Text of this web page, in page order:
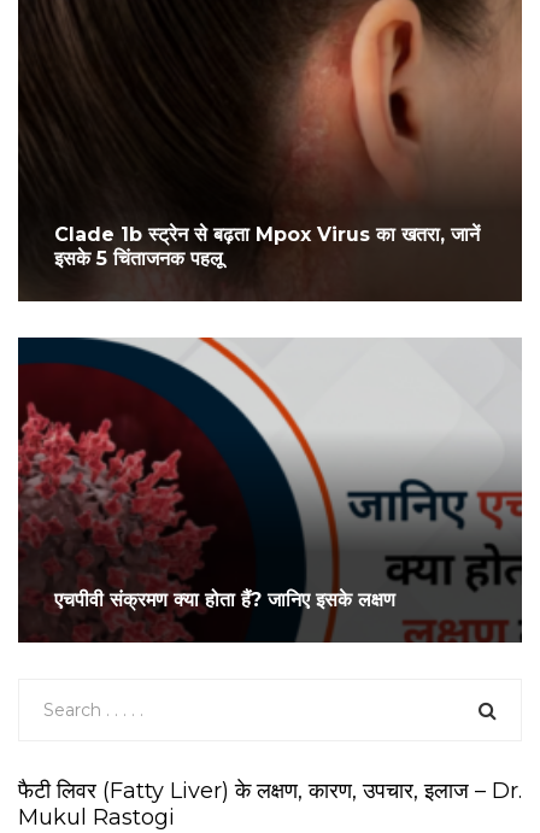
Clade 1b स्ट्रेन से बढ़ता Mpox Virus का खतरा, जानें
इसके 5 चिंताजनक पहलू
एचपीवी संक्रमण क्या होता हैं? जानिए इसके लक्षण
फैटी लिवर (Fatty Liver) के लक्षण, कारण, उपचार, इलाज – Dr.
Mukul Rastogi